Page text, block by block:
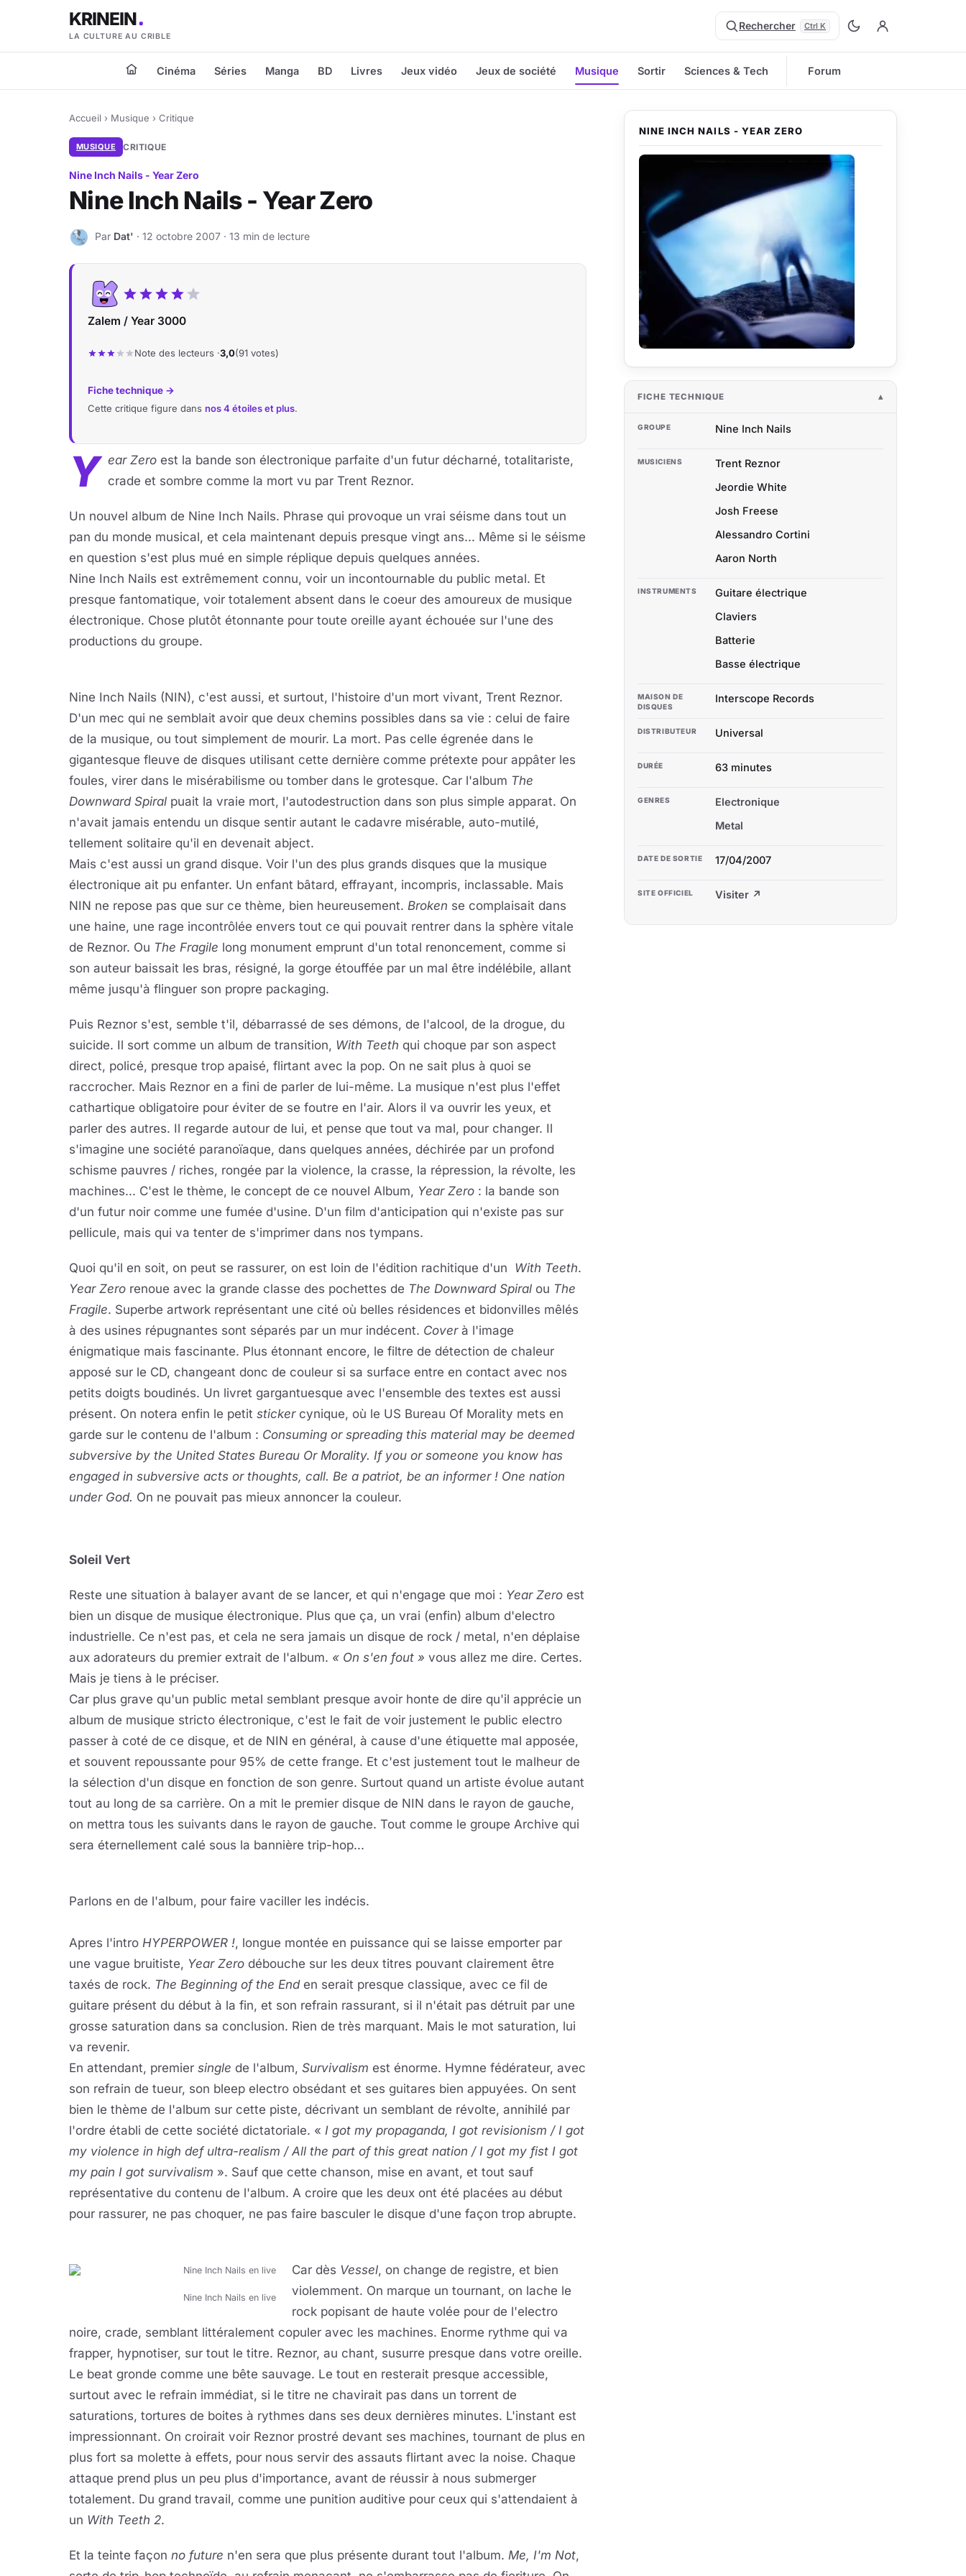
KRINEIN
LA CULTURE AU CRIBLE
Rechercher Ctrl K
Cinéma Séries Manga BD Livres Jeux vidéo Jeux de société Musique Sortir Sciences & Tech Forum
Accueil › Musique › Critique
MUSIQUE CRITIQUE
Nine Inch Nails - Year Zero
Nine Inch Nails - Year Zero
D Par Dat' · 12 octobre 2007 · 13 min de lecture
Zalem / Year 3000
Note des lecteurs ·3,0(91 votes)
Fiche technique →
Cette critique figure dans nos 4 étoiles et plus.
Y ear Zero est la bande son électronique parfaite d'un futur décharné, totalitariste,
crade et sombre comme la mort vu par Trent Reznor.
Un nouvel album de Nine Inch Nails. Phrase qui provoque un vrai séisme dans tout un
pan du monde musical, et cela maintenant depuis presque vingt ans... Même si le séisme
en question s'est plus mué en simple réplique depuis quelques années.
Nine Inch Nails est extrêmement connu, voir un incontournable du public metal. Et
presque fantomatique, voir totalement absent dans le coeur des amoureux de musique
électronique. Chose plutôt étonnante pour toute oreille ayant échouée sur l'une des
productions du groupe.
Nine Inch Nails (NIN), c'est aussi, et surtout, l'histoire d'un mort vivant, Trent Reznor.
D'un mec qui ne semblait avoir que deux chemins possibles dans sa vie : celui de faire
de la musique, ou tout simplement de mourir. La mort. Pas celle égrenée dans le
gigantesque fleuve de disques utilisant cette dernière comme prétexte pour appâter les
foules, virer dans le misérabilisme ou tomber dans le grotesque. Car l'album The
Downward Spiral puait la vraie mort, l'autodestruction dans son plus simple apparat. On
n'avait jamais entendu un disque sentir autant le cadavre misérable, auto-mutilé,
tellement solitaire qu'il en devenait abject.
Mais c'est aussi un grand disque. Voir l'un des plus grands disques que la musique
électronique ait pu enfanter. Un enfant bâtard, effrayant, incompris, inclassable. Mais
NIN ne repose pas que sur ce thème, bien heureusement. Broken se complaisait dans
une haine, une rage incontrôlée envers tout ce qui pouvait rentrer dans la sphère vitale
de Reznor. Ou The Fragile long monument emprunt d'un total renoncement, comme si
son auteur baissait les bras, résigné, la gorge étouffée par un mal être indélébile, allant
même jusqu'à flinguer son propre packaging.
Puis Reznor s'est, semble t'il, débarrassé de ses démons, de l'alcool, de la drogue, du
suicide. Il sort comme un album de transition, With Teeth qui choque par son aspect
direct, policé, presque trop apaisé, flirtant avec la pop. On ne sait plus à quoi se
raccrocher. Mais Reznor en a fini de parler de lui-même. La musique n'est plus l'effet
cathartique obligatoire pour éviter de se foutre en l'air. Alors il va ouvrir les yeux, et
parler des autres. Il regarde autour de lui, et pense que tout va mal, pour changer. Il
s'imagine une société paranoïaque, dans quelques années, déchirée par un profond
schisme pauvres / riches, rongée par la violence, la crasse, la répression, la révolte, les
machines... C'est le thème, le concept de ce nouvel Album, Year Zero : la bande son
d'un futur noir comme une fumée d'usine. D'un film d'anticipation qui n'existe pas sur
pellicule, mais qui va tenter de s'imprimer dans nos tympans.
Quoi qu'il en soit, on peut se rassurer, on est loin de l'édition rachitique d'un With Teeth.
Year Zero renoue avec la grande classe des pochettes de The Downward Spiral ou The
Fragile. Superbe artwork représentant une cité où belles résidences et bidonvilles mêlés
à des usines répugnantes sont séparés par un mur indécent. Coverà l'image
énigmatique mais fascinante. Plus étonnant encore, le filtre de détection de chaleur
apposé sur le CD, changeant donc de couleur si sa surface entre en contact avec nos
petits doigts boudinés. Un livret gargantuesque avec l'ensemble des textes est aussi
présent. On notera enfin le petit stickercynique, où le US Bureau Of Morality mets en
garde sur le contenu de l'album : Consuming or spreading this material may be deemed
subversive by the United States Bureau Or Morality. If you or someone you know has
engaged in subversive acts or thoughts, call. Be a patriot, be an informer ! One nation
under God. On ne pouvait pas mieux annoncer la couleur.
Soleil Vert
Reste une situation à balayer avant de se lancer, et qui n'engage que moi : Year Zero est
bien un disque de musique électronique. Plus que ça, un vrai (enfin) album d'electro
industrielle. Ce n'est pas, et cela ne sera jamais un disque de rock / metal, n'en déplaise
aux adorateurs du premier extrait de l'album. « On s'en fout » vous allez me dire. Certes.
Mais je tiens à le préciser.
Car plus grave qu'un public metal semblant presque avoir honte de dire qu'il apprécie un
album de musique stricto électronique, c'est le fait de voir justement le public electro
passer à coté de ce disque, et de NIN en général, à cause d'une étiquette mal apposée,
et souvent repoussante pour 95% de cette frange. Et c'est justement tout le malheur de
la sélection d'un disque en fonction de son genre. Surtout quand un artiste évolue autant
tout au long de sa carrière. On a mit le premier disque de NIN dans le rayon de gauche,
on mettra tous les suivants dans le rayon de gauche. Tout comme le groupe Archive qui
sera éternellement calé sous la bannière trip-hop...
Parlons en de l'album, pour faire vaciller les indécis.
Apres l'intro HYPERPOWER !, longue montée en puissance qui se laisse emporter par
une vague bruitiste, Year Zero débouche sur les deux titres pouvant clairement être
taxés de rock. The Beginning of the Enden serait presque classique, avec ce fil de
guitare présent du début à la fin, et son refrain rassurant, si il n'était pas détruit par une
grosse saturation dans sa conclusion. Rien de très marquant. Mais le mot saturation, lui
va revenir.
En attendant, premier single de l'album, Survivalism est énorme. Hymne fédérateur, avec
son refrain de tueur, son bleep electro obsédant et ses guitares bien appuyées. On sent
bien le thème de l'album sur cette piste, décrivant un semblant de révolte, annihilé par
l'ordre établi de cette société dictatoriale. « I got my propaganda, I got revisionism / I got
my violence in high def ultra-realism / All the part of this great nation / I got my fist I got
my pain I got survivalism ». Sauf que cette chanson, mise en avant, et tout sauf
représentative du contenu de l'album. A croire que les deux ont été placées au début
pour rassurer, ne pas choquer, ne pas faire basculer le disque d'une façon trop abrupte.
Nine Inch Nails en live
Car dès Vessel, on change de registre, et bien
violemment. On marque un tournant, on lache le
rock popisant de haute volée pour de l'electro
noire, crade, semblant littéralement copuler avec les machines. Enorme rythme qui va
frapper, hypnotiser, sur tout le titre. Reznor, au chant, susurre presque dans votre oreille.
Le beat gronde comme une bête sauvage. Le tout en resterait presque accessible,
surtout avec le refrain immédiat, si le titre ne chavirait pas dans un torrent de
saturations, tortures de boites à rythmes dans ses deux dernières minutes. L'instant est
impressionnant. On croirait voir Reznor prostré devant ses machines, tournant de plus en
plus fort sa molette à effets, pour nous servir des assauts flirtant avec la noise. Chaque
attaque prend plus un peu plus d'importance, avant de réussir à nous submerger
totalement. Du grand travail, comme une punition auditive pour ceux qui s'attendaient à
un With Teeth 2.
Et la teinte façon no future n'en sera que plus présente durant tout l'album. Me, I'm Not,
NINE INCH NAILS - YEAR ZERO
FICHE TECHNIQUE
GROUPE Nine Inch Nails
MUSICIENS
Trent Reznor
Jeordie White
Josh Freese
Alessandro Cortini
Aaron North
INSTRUMENTS
Guitare électrique
Claviers
Batterie
Basse électrique
MAISON DE
DISQUES
Interscope Records
DISTRIBUTEUR Universal
DURÉE 63 minutes
GENRES
Electronique
Metal
DATE DE SORTIE 17/04/2007
SITE OFFICIEL Visiter ↗